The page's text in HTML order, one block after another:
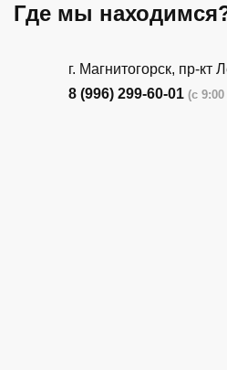
Где мы
г. Магнитогорск, пр-кт
8 (996) 299-60-01 (с